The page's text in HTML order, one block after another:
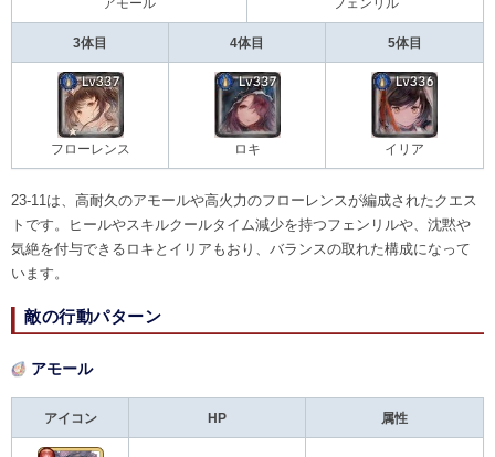
アモール フェンリル
3体目 4体目 5体目
フローレンス ロキ イリア
23-11は、高耐久のアモールや高火力のフローレンスが編成されたクエス
トです。ヒールやスキルクールタイム減少を持つフェンリルや、沈黙や
気絶を付与できるロキとイリアもおり、バランスの取れた構成になって
います。
敵の行動パターン
アモール
アイコン HP 属性